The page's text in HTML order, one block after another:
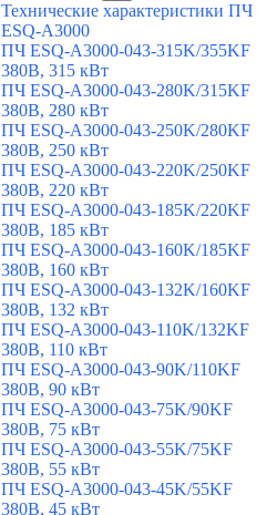
Технические характеристики ПЧ
ESQ-A3000
ПЧ ESQ-A3000-043-315K/355KF
380В, 315 кВт
ПЧ ESQ-A3000-043-280K/315KF
380В, 280 кВт
ПЧ ESQ-A3000-043-250K/280KF
380В, 250 кВт
ПЧ ESQ-A3000-043-220K/250KF
380В, 220 кВт
ПЧ ESQ-A3000-043-185K/220KF
380В, 185 кВт
ПЧ ESQ-A3000-043-160K/185KF
380В, 160 кВт
ПЧ ESQ-A3000-043-132K/160KF
380В, 132 кВт
ПЧ ESQ-A3000-043-110K/132KF
380В, 110 кВт
ПЧ ESQ-A3000-043-90K/110KF
380В, 90 кВт
ПЧ ESQ-A3000-043-75K/90KF
380В, 75 кВт
ПЧ ESQ-A3000-043-55K/75KF
380В, 55 кВт
ПЧ ESQ-A3000-043-45K/55KF
380В, 45 кВт